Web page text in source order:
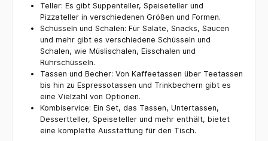
Teller: Es gibt Suppenteller, Speiseteller und
Pizzateller in verschiedenen Größen und Formen.
Schüsseln und Schalen: Für Salate, Snacks, Saucen
und mehr gibt es verschiedene Schüsseln und
Schalen, wie Müslischalen, Eisschalen und
Rührschüsseln.
Tassen und Becher: Von Kaffeetassen über Teetassen
bis hin zu Espressotassen und Trinkbechern gibt es
eine Vielzahl von Optionen.
Kombiservice: Ein Set, das Tassen, Untertassen,
Dessertteller, Speiseteller und mehr enthält, bietet
eine komplette Ausstattung für den Tisch.